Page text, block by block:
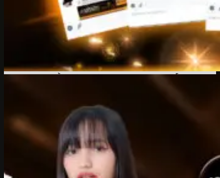
แนะนำตรงจุด และช่วยให้เลือกโปรได้เหมาะกับสไตล์การเล่น
ของคุณที่สุด ช่วยประหยัดเวลาในการค้นหา และมั่นใจได้ใน
ความปลอดภัยทุกขั้นตอน การสื่อสารผ่านเจ้าหน้าที่โดยตรงยัง
เปิดโอกาสให้สอบถามรายละเอียดต่างๆ ได้อย่างครบถ้วน จึง
เป็นทางเลือกที่สมาชิกหลายคนไว้วางใจ ดังนั้นหากคุณต้องการ
ความพิเศษที่ไม่ซ้ำใคร แนะนำให้ลองติดต่อเจ้าหน้าที่ufac4
ด้วยตัวเองวันนี้ โปรจำนวนจำกัด รีบทักก่อนหมดสิทธิ์
ufac4 ติดต่อเจ้าหน้าที่ได้ทุกช่วงเวลา ไม่ว่าคุณจะใช้งานดึก
แค่ไหนก็มีทีมงานตัวจริงคอยดูแลอย่างต่อเนื่อง พร้อมตอบ
คำถามและให้คำแนะนำในทุกเรื่องที่เกี่ยวกับระบบ ไม่ต้องเสีย
เวลารอข้อความอัตโนมัติหรือต้องไล่หาวิธีแก้ไขด้วยตัวเอง
เพราะทีมงานของเราถูกฝึกมาให้ช่วยเหลือผู้ใช้งานอย่างมือ